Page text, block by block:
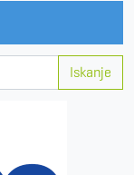
Iskanje